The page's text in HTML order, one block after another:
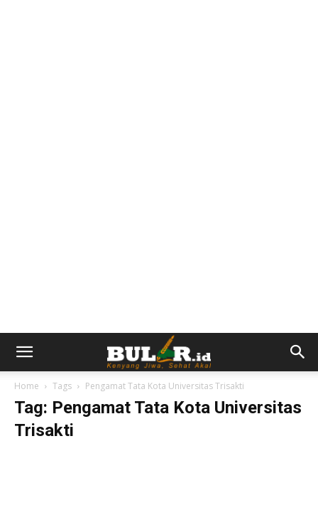
Home Tags Pengamat Tata Kota Universitas Trisakti
Tag: Pengamat Tata Kota Universitas
Trisakti